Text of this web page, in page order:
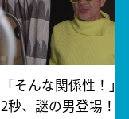
「そんな関係性！」
2秒、謎の男登場！